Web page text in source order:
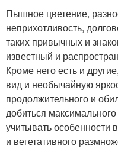
Пышное цветение,
неприхотливость,
таких привычных и
известный и
Кроме него есть и
вид и необычайную
продолжительного и
добиться
учитывать
и вегетативного